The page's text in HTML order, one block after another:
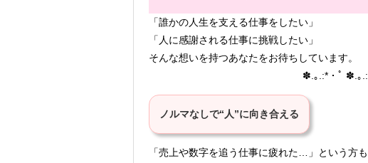
「誰かの人生を支える仕事をしたい」
「人に感謝される仕事に挑戦したい」
そんな想いを持つあなたをお待ちしています。
✽.｡.:*・ﾟ ✽.｡
ノルマなしで“人”に向き合える
「売上や数字を追う仕事に疲れた…」という方も